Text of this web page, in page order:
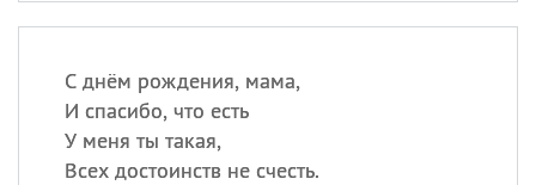
С днём рождения, мама,
И спасибо, что есть
У меня ты такая,
Всех достоинств не счесть.